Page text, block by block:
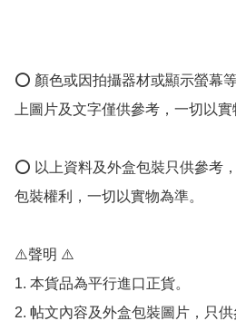
⭕️ 顏色或因拍攝器材或顯示螢幕
上圖片及文字僅供參考，一切以
⭕️ 以上資料及外盒包裝只供參考
包裝權利，一切以實物為準。
⚠️聲明 ⚠️
1. 本貨品為平行進口正貨。
2. 帖文內容及外盒包裝圖片，只